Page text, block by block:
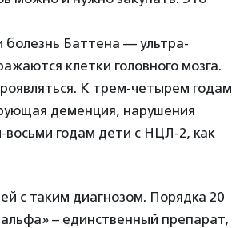
Баттена — ультра-
клетки головного мозга.
К трем-четырем годам
деменция, нарушения
восьми годам дети с НЦЛ-2, как
с таким диагнозом. Порядка 20
– единственный препарат,